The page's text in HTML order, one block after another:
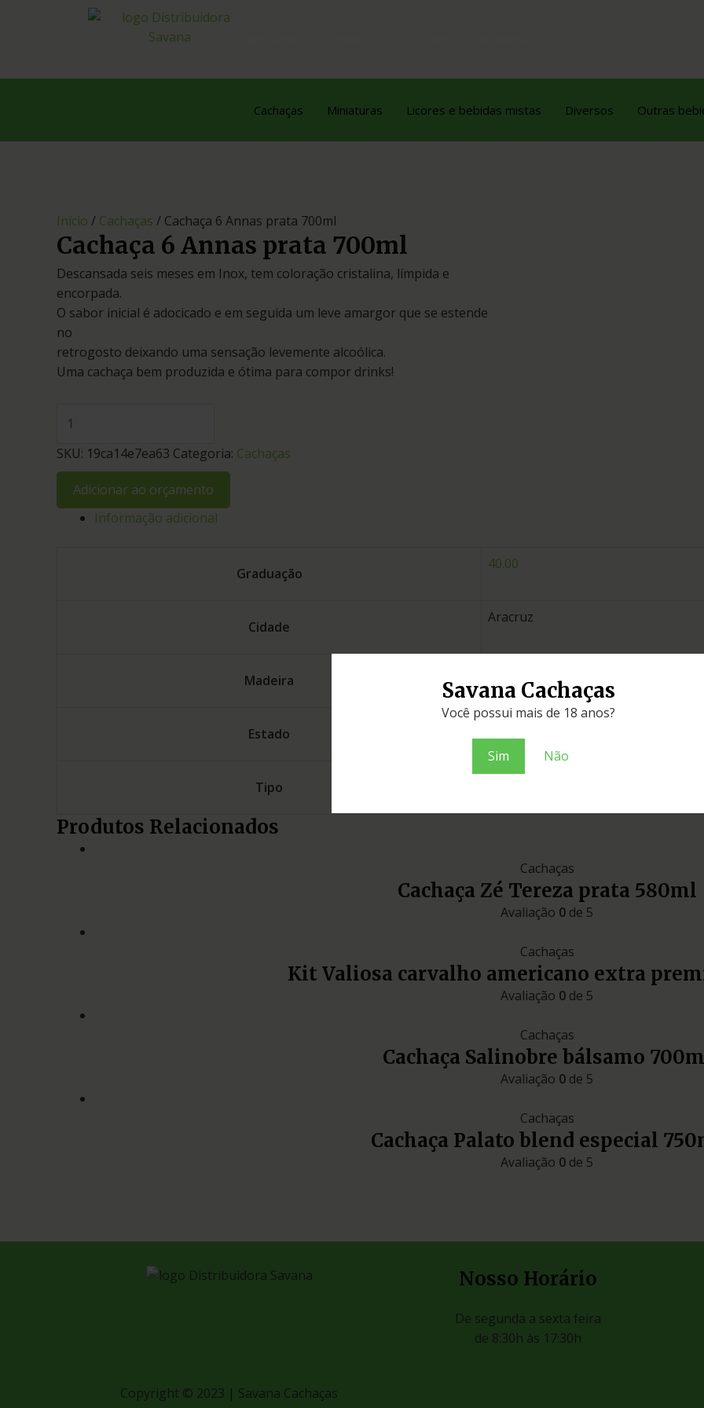
Savana Cachaças
Você possui mais de 18 anos?
Sim Não
Cachaças Miniaturas Licores e bebidas mistas Diversos Outras
Início / Cachaças / Cachaça 6 Annas prata 700ml
Cachaça 6 Annas prata 700ml
Descansada seis meses em Inox, tem coloração cristalina, límpida e
encorpada.
O sabor inicial é adocicado e em seguida um leve amargor que se estende
no
retrogosto deixando uma sensação levemente alcoólica.
Uma cachaça bem produzida e ótima para compor drinks!
SKU: 19ca14e7ea63 Categoria: Cachaças
Adicionar ao orçamento
Informação adicional
Graduação
40.00
Cidade
Aracruz
Madeira
Estado
Tipo
prata
Produtos Relacionados
Cachaças
Cachaça Zé Tereza prata 580ml
Avaliação 0 de 5
Cachaças
Kit Valiosa carvalho americano extra
Avaliação 0 de 5
Cachaças
Cachaça Salinobre bálsamo
Avaliação 0 de 5
Cachaças
Cachaça Palato blend especial
Avaliação 0 de 5
Nosso Horário
De segunda a sexta feira
de 8:30h às 17:30h
Copyright © 2023 | Savana Cachaças